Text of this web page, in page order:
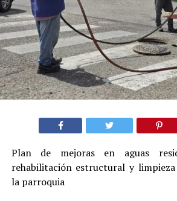
Plan de mejoras en aguas
rehabilitación estructural y
la parroquia